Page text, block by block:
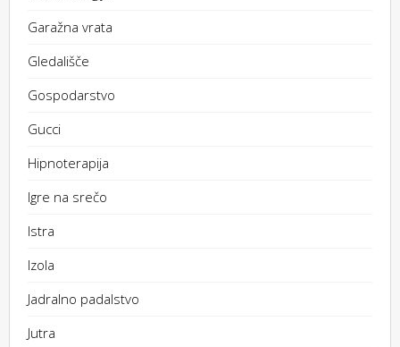
Garažna vrata
Gledališče
Gospodarstvo
Gucci
Hipnoterapija
Igre na srečo
Istra
Izola
Jadralno padalstvo
Jutra